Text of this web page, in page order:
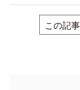
この記